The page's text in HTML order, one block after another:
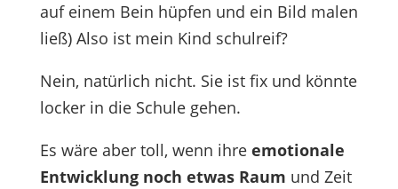
auf einem Bein hüpfen und ein Bild malen
ließ) Also ist mein Kind schulreif?
Nein, natürlich nicht. Sie ist fix und könnte
locker in die Schule gehen.
Es wäre aber toll, wenn ihre emotionale
Entwicklung noch etwas Raum und Zeit